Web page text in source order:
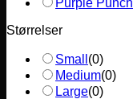
Størrelser
Small (0)
Medium(0)
Large(0)